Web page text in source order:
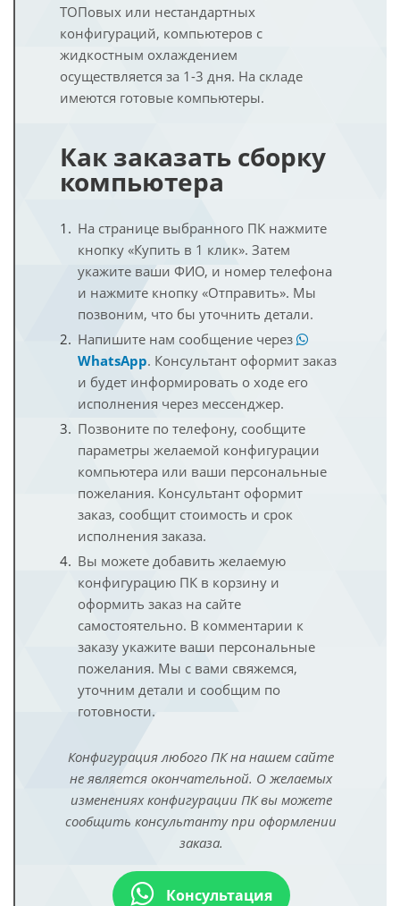
ТОПовых или нестандартных
конфигураций, компьютеров с
жидкостным охлаждением
осуществляется за 1-3 дня. На складе
имеются готовые компьютеры.
Как заказать сборку
компьютера
На странице выбранного ПК нажмите
кнопку «Купить в 1 клик». Затем
укажите ваши ФИО, и номер телефона
и нажмите кнопку «Отправить». Мы
позвоним, что бы уточнить детали.
Напишите нам сообщение через
WhatsApp. Консультант оформит заказ
и будет информировать о ходе его
исполнения через мессенджер.
Позвоните по телефону, сообщите
параметры желаемой конфигурации
компьютера или ваши персональные
пожелания. Консультант оформит
заказ, сообщит стоимость и срок
исполнения заказа.
Вы можете добавить желаемую
конфигурацию ПК в корзину и
оформить заказ на сайте
самостоятельно. В комментарии к
заказу укажите ваши персональные
пожелания. Мы с вами свяжемся,
уточним детали и сообщим по
готовности.
Конфигурация любого ПК на нашем сайте
не является окончательной. О желаемых
изменениях конфигурации ПК вы можете
сообщить консультанту при оформлении
заказа.
Консультация